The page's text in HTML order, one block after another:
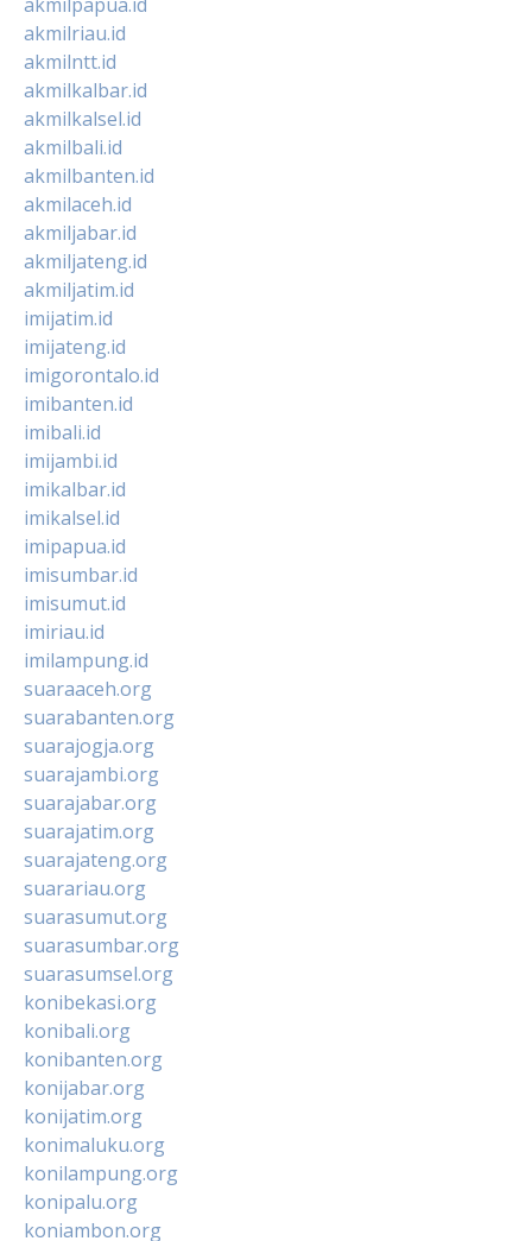
akmilriau.id
akmilntt.id
akmilkalbar.id
akmilkalsel.id
akmilbali.id
akmilbanten.id
akmilaceh.id
akmiljabar.id
akmiljateng.id
akmiljatim.id
imijatim.id
imijateng.id
imigorontalo.id
imibanten.id
imibali.id
imijambi.id
imikalbar.id
imikalsel.id
imipapua.id
imisumbar.id
imisumut.id
imiriau.id
imilampung.id
suaraaceh.org
suarabanten.org
suarajogja.org
suarajambi.org
suarajabar.org
suarajatim.org
suarajateng.org
suarariau.org
suarasumut.org
suarasumbar.org
suarasumsel.org
konibekasi.org
konibali.org
konibanten.org
konijabar.org
konijatim.org
konimaluku.org
konilampung.org
konipalu.org
koniambon.org